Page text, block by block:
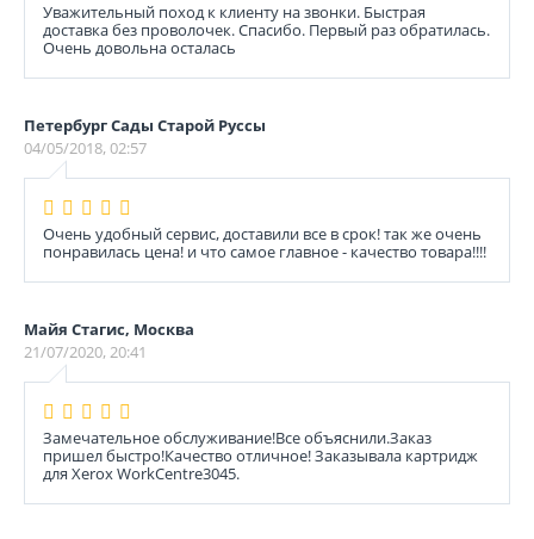
Уважительный поход к клиенту на звонки. Быстрая
доставка без проволочек. Спасибо. Первый раз обратилась.
Очень довольна осталась
Петербург Сады Старой Руссы
04/05/2018, 02:57
Очень удобный сервис, доставили все в срок! так же очень
понравилась цена! и что самое главное - качество товара!!!!
Майя Стагис, Москва
21/07/2020, 20:41
Замечательное обслуживание!Все объяснили.Заказ
пришел быстро!Качество отличное! Заказывала картридж
для Xerox WorkCentre3045.